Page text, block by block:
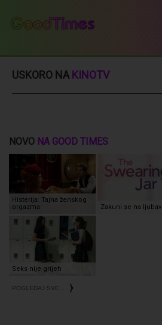
USKORO NA KINOTV
NOVO NA GOOD TIMES
Histerija: Tajna ženskog
orgazma
Zakuni se na ljubav
Seks nije grijeh
POGLEDAJ SVE...